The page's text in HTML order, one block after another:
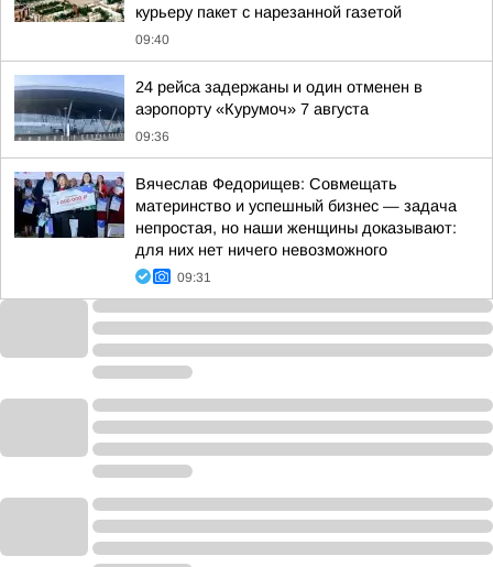
курьеру пакет с нарезанной газетой
09:40
24 рейса задержаны и один отменен в
аэропорту «Курумоч» 7 августа
09:36
Вячеслав Федорищев: Совмещать
материнство и успешный бизнес — задача
непростая, но наши женщины доказывают:
для них нет ничего невозможного
09:31